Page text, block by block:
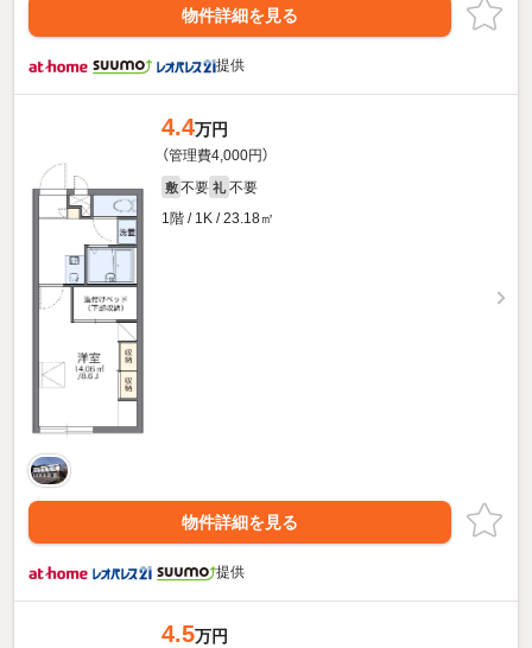
物件詳細を見る
提供
4.4万円
（管理費4,000円）
敷 不要 礼 不要
1階 / 1K / 23.18㎡
物件詳細を見る
提供
4.5万円